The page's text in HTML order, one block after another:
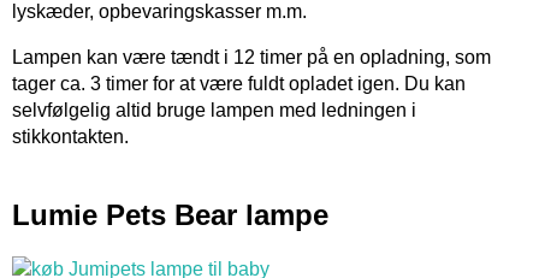
lyskæder, opbevaringskasser m.m.
Lampen kan være tændt i 12 timer på en opladning, som
tager ca. 3 timer for at være fuldt opladet igen. Du kan
selvfølgelig altid bruge lampen med ledningen i
stikkontakten.
Lumie Pets Bear lampe